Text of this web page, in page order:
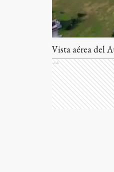
Vista aérea del
Ads